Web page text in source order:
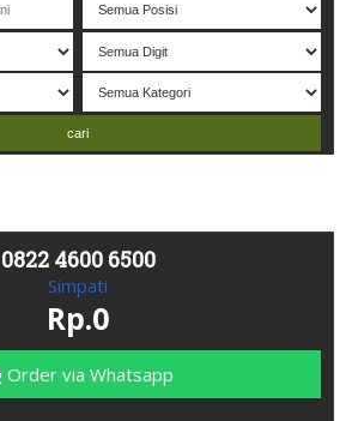
0822 4600 6500
Simpati
Rp.0
Order via Whatsapp